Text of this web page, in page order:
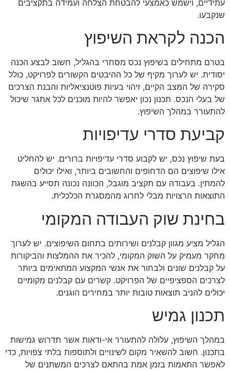
עתידיים, וישמש כאמצעי להבטחת הצלחה ועמידה בתקציבים
שנקבעו.
הכנה לקראת השיפוץ
בטרם מתחילים בשיפוץ נכס מסחרי בהגליל, חשוב לבצע הכנה
יסודית. יש לערוך מקיף של כל ההיבטים הקשורים לפרויקט, כולל
סקירה של המצב הקיים, זיהוי בעיות פוטנציאליות והבנת הצרכים
של בעלי הנכס. תכנון נכון יאפשר להיות מוכנים לכל אתגר שיכול
להתעורר במהלך השיפוץ.
קביעת סדרי עדיפויות
בעת שיפוץ נכס, יש לקבוע סדרי עדיפויות ברורים. יש להחליט
אילו שיפוצים הם הדחופים והחשובים ביותר, ואילו יכולים
להמתין. בעבודה עם תקציב מוגבל, הכוונה נכונה תסייע בהשגת
התוצאות הרצויות מבלי לחרוג מהמסגרת הכלכלית.
בחינת שוק העבודה המקומי
הגליל מציע מגוון קבלנים ושירותים בתחום השיפוצים. יש לערוך
מחקר מעמיק על השוק המקומי, להכיר את ההמלצות והביקורות
על קבלנים שונים ולבחור את אנשי המקצוע המתאימים ביותר
לצרכים הספציפיים של הפרויקט. קשרים עם קבלנים מקומיים
יכולים להניב תוצאות טובות יותר במחירים הוגנים.
תכנון גמיש
במהלך השיפוץ, עלולה להתעורר אי-ודאות אשר תדרוש גמישות
בתכנון. חשוב להשאיר מקום לשינויים ולתוספות בלתי צפויות, כדי
לאפשר התאמות בזמן אמת בהתאם לצרכים המשתנים של